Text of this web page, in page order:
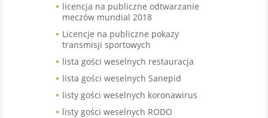
licencja na publiczne odtwarzanie
meczów mundial 2018
Licencje na publiczne pokazy
transmisji sportowych
lista gości weselnych restauracja
lista gości weselnych Sanepid
listy gości weselnych koronawirus
listy gości weselnych RODO